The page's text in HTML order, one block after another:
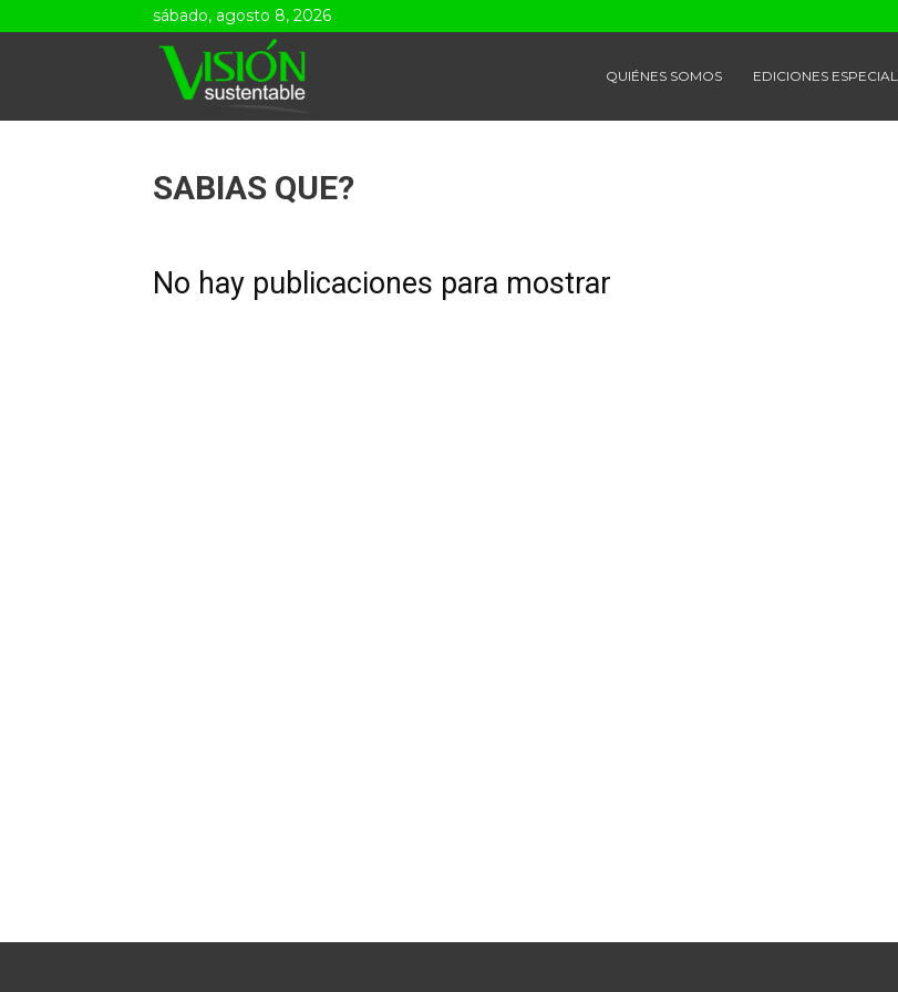
sábado, agosto 8, 2026
QUIÉNES SOMOS EDICIONES
SABIAS QUE?
No hay publicaciones para mostrar